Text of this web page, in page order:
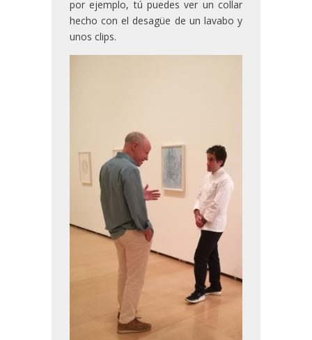
por ejemplo, tú puedes ver un collar
hecho con el desagüe de un lavabo y
unos clips.